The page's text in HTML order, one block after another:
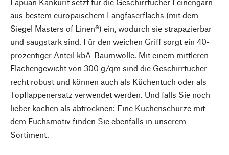
aus bestem europäischem Langfaserflachs (mit dem
Siegel Masters of Linen®) ein, wodurch sie strapazierbar
und saugstark sind. Für den weichen Griff sorgt ein 40-
prozentiger Anteil kbA-Baumwolle. Mit einem mittleren
Flächengewicht von 300 g/qm sind die Geschirrtücher
recht robust und können auch als Küchentuch oder als
Topflappenersatz verwendet werden. Und falls Sie noch
lieber kochen als abtrocknen: Eine Küchenschürze mit
dem Fuchsmotiv finden Sie ebenfalls in unserem
Sortiment.